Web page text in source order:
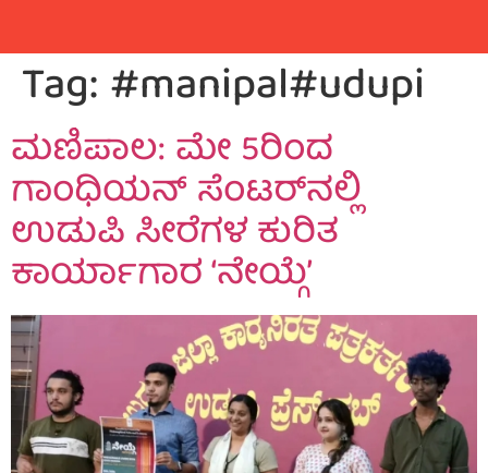
Tag:#manipal#udupi
ಮಣಿಪಾಲ: ಮೇ 5ರಿಂದ
ಗಾಂಧಿಯನ್ ಸೆಂಟರ್‌ನಲ್ಲಿ
ಉಡುಪಿ ಸೀರೆಗಳ ಕುರಿತ
ಕಾರ್ಯಾಗಾರ ‘ನೇಯ್ಗೆ’